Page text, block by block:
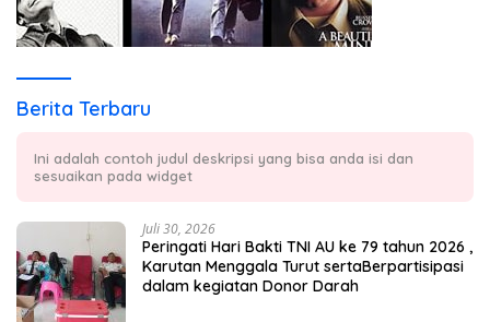
Berita Terbaru
Ini adalah contoh judul deskripsi yang bisa anda isi dan
sesuaikan pada widget
Juli 30, 2026
Peringati Hari Bakti TNI AU ke 79 tahun 2026 ,
Karutan Menggala Turut sertaBerpartisipasi
dalam kegiatan Donor Darah